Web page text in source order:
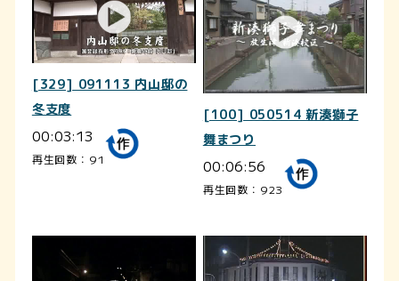
[329] 091113 内山邸の
冬支度
00:03:13
再生回数：91
[100] 050514 新湊獅子
舞まつり
00:06:56
再生回数：923